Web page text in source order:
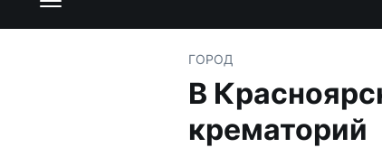
ГОРОД
В
крематорий